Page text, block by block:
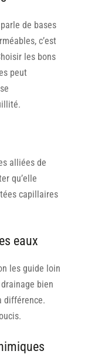
de bases
c’est
les bons
peut
alliées de
qu’elle
capillaires
eaux
les guide loin
bien
différence.